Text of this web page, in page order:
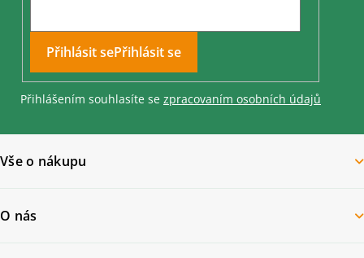
Přihlásit se
Přihlášením souhlasíte se zpracovaním osobních údajů
Vše o nákupu
O nás